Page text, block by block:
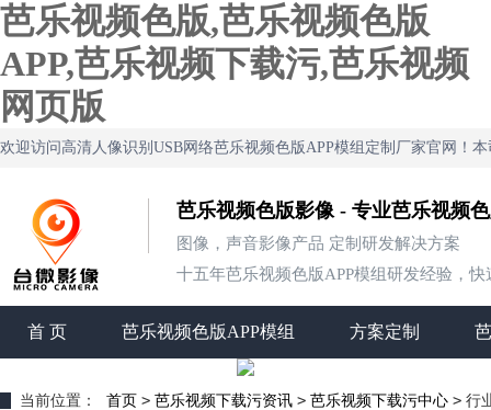
芭乐视频色版,芭乐视频色版
APP,芭乐视频下载污,芭乐视频
网页版
欢迎访问高清人像识别USB网络芭乐视频色版APP模组定制厂家官网！
芭乐视频色版影像 - 专业芭乐视频
图像，声音影像产品 定制研发解决方案
十五年芭乐视频色版APP模组研发经验，快速定
首 页 芭乐视频色版APP模组 方案定制
当前位置： 首页 > 芭乐视频下载污资讯 > 芭乐视频下载污中心 > 行